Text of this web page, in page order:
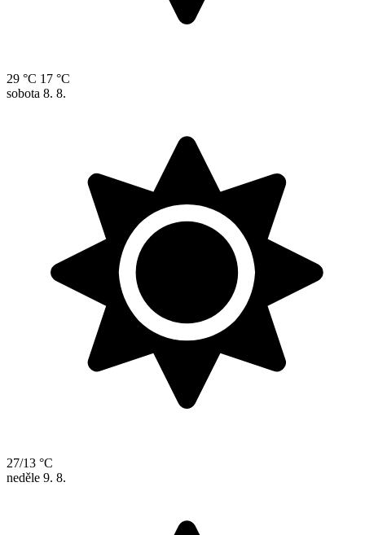
29 °C 17 °C
sobota 8. 8.
27/13 °C
neděle 9. 8.